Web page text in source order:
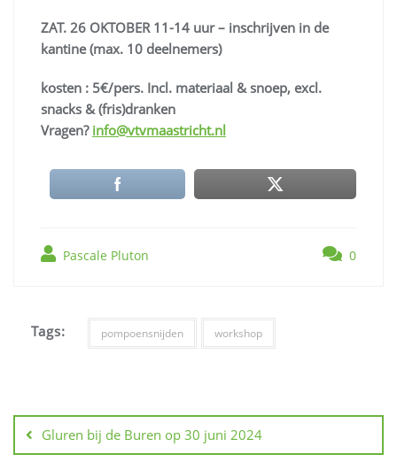
ZAT. 26 OKTOBER 11-14 uur – inschrijven in de
kantine (max. 10 deelnemers)
kosten : 5€/pers. Incl. materiaal & snoep, excl.
snacks & (fris)dranken
Vragen? info@vtvmaastricht.nl
Pascale Pluton 0
Tags: pompoensnijden workshop
Gluren bij de Buren op 30 juni 2024